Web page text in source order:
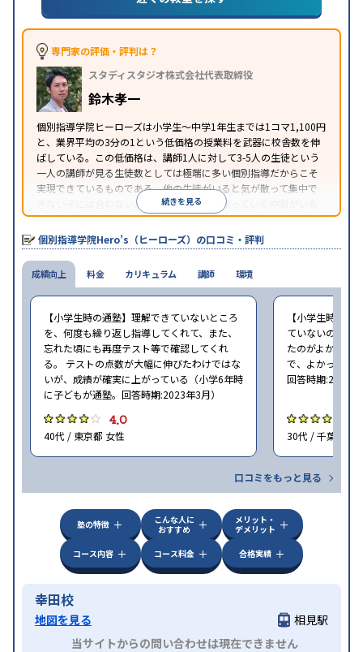
※2023年3月調査。小学校高学年の個別指導塾アンケート調査方法を参
照
専門家の評価・評判は？
スタディスタジオ株式会社代表取締役
鈴木孝一
個別指導学院ヒーローズは小学生〜中学1年生までは1コマ1,100円
と、業界平均の3分の1という低価格の授業料を武器に校舎数を伸
ばしている。この低価格は、講師1人に対して3-5人の生徒という
一人の講師が見る生徒数としては極端に多い個別指導だからこそ
実現できているものである。他の生徒がいると気が散って集中で
きない子には合わないが、周りに一緒に頑張っている仲間がいる
ほうが頑張れるタイプの子にはとてもコスパがいいと言える。
続きを見る
個別指導学院Hero’s（ヒーローズ）の口コミ・評判
成績向上
【小学生時の通塾】理解できていないところ
を、何度も繰り返し指導してくれて、また、
忘れた頃にも再度テスト等で確認してくれ
る。 テストの点数が大幅に伸びたわけではな
いが、成績が確実に上がっている（小学6年時
に子どもが通塾。回答時期:2023年3月）
4.0
40代 / 東京都 女性
【小学生時の通
ていないので、
たのがよかった
で、よかった（
回答時期:2023
30代 / 千葉県 女
口コミをもっと見る
料金 カリキュラム 講師 環境
塾の特徴
こんな人に
おすすめ
メリット・
デメリット
コース内容
コース料金 合格実績
幸田校
地図を見る
相見駅
当サイトからの問い合わせは現在できません